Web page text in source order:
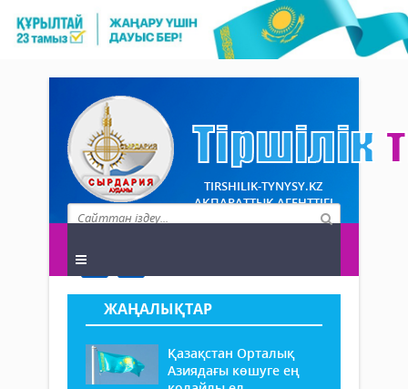
TIRSHILIK-TYNYSY.KZ
АҚПАРАТТЫҚ АГЕНТТІГІ
ЖАҢАЛЫҚТАР
Қазақстан Орталық
Азиядағы көшуге ең